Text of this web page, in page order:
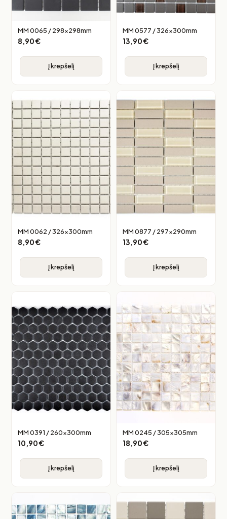
MM 0065 / 298x298mm
8,90€
Į krepšelį
MM 0577 / 326x300mm
13,90€
Į krepšelį
MM 0062 / 326x300mm
8,90€
Į krepšelį
MM 0877 / 297x290mm
13,90€
Į krepšelį
MM 0391 / 260x300mm
10,90€
Į krepšelį
MM 0245 / 305x305mm
18,90€
Į krepšelį